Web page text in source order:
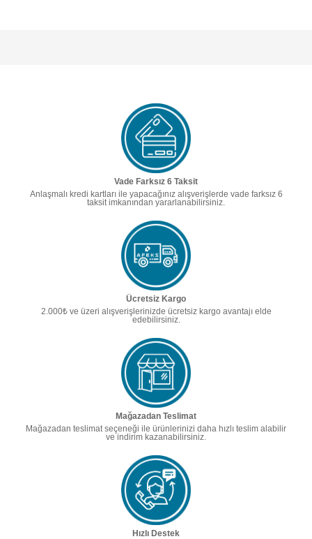
Vade Farksız 6 Taksit
Anlaşmalı kredi kartları ile yapacağınız alışverişlerde vade farksız 6
taksit imkanından yararlanabilirsiniz.
Ücretsiz Kargo
2.000₺ ve üzeri alışverişlerinizde ücretsiz kargo avantajı elde
edebilirsiniz.
Mağazadan Teslimat
Mağazadan teslimat seçeneği ile ürünlerinizi daha hızlı teslim alabilir
ve indirim kazanabilirsiniz.
Hızlı Destek